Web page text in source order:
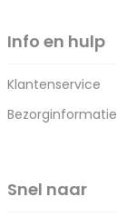
Info en hulp
Klantenservice
Bezorginformatie
Snel naar